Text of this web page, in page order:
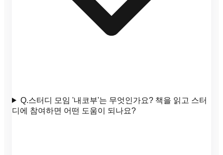
Q.스터디 모임 '내코부'는 무엇인가요? 책을 읽고 스터
디에 참여하면 어떤 도움이 되나요?